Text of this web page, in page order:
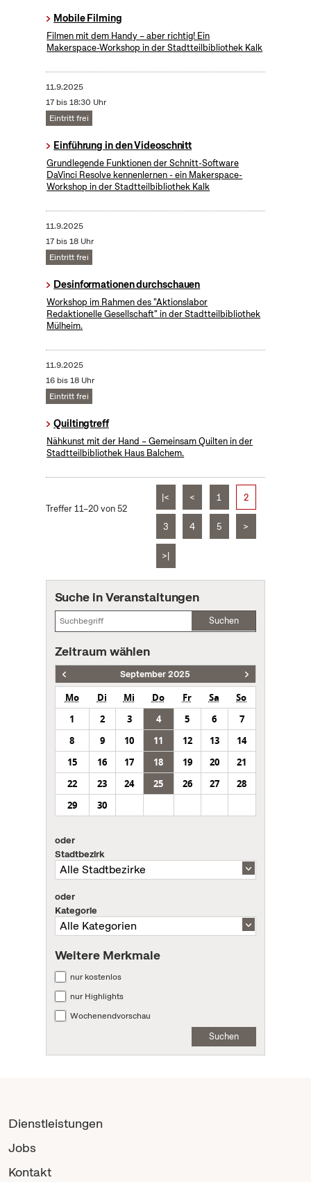
Mobile Filming
Filmen mit dem Handy – aber richtig! Ein
Makerspace-Workshop in der Stadtteilbibliothek Kalk
11.9.2025
17 bis 18:30 Uhr
Eintritt frei
Einführung in den Videoschnitt
Grundlegende Funktionen der Schnitt-Software
DaVinci Resolve kennenlernen - ein Makerspace-
Workshop in der Stadtteilbibliothek Kalk
11.9.2025
17 bis 18 Uhr
Eintritt frei
Desinformationen durchschauen
Workshop im Rahmen des "Aktionslabor
Redaktionelle Gesellschaft" in der Stadtteilbibliothek
Mülheim.
11.9.2025
16 bis 18 Uhr
Eintritt frei
Quiltingtreff
Nähkunst mit der Hand – Gemeinsam Quilten in der
Stadtteilbibliothek Haus Balchem.
Treffer 11–20 von 52
|< < 1 2
3 4 5 >
>|
Suche in Veranstaltungen
Suchen
Zeitraum wählen
September 2025
Mo Di Mi Do Fr Sa
So
1
2 3 4 5 6
7
8
9 10 11 12 13
14
15
16 17 18 19 20
21
22
23 24 25 26 27
28
29
30
oder
Stadtbezirk
oder
Kategorie
Weitere Merkmale
nur kostenlos
nur Highlights
Wochenendvorschau
Suchen
Dienstleistungen
Jobs
Kontakt